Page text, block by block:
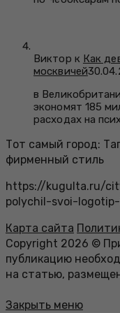
Виктор к Как
москвичей
в
экономят 185
расходах на
Тот самый город:
фирменный стиль
https://kugulta.ru/
polychil-svoi-
Карта сайта
Copyright 2026 ©
публикацию
на статью,
Закрыть меню